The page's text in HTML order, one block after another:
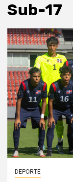
Sub-17
DEPORTE